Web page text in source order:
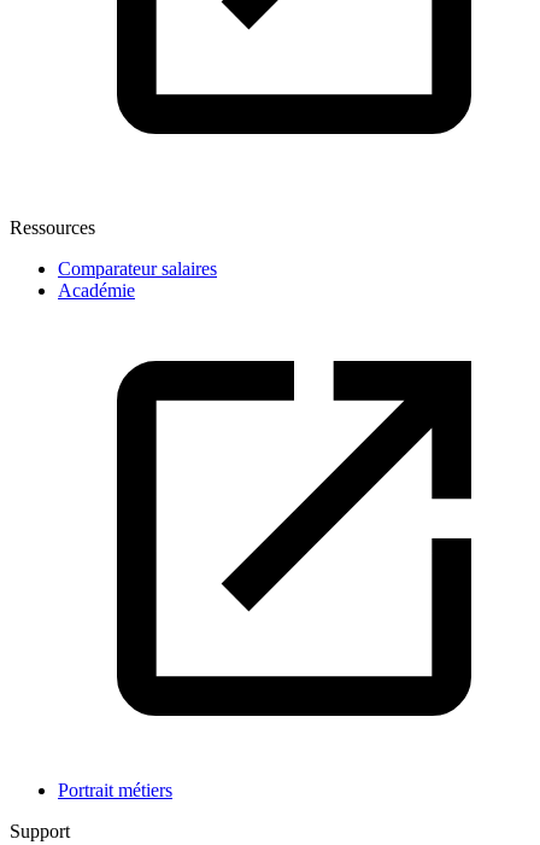
Ressources
Comparateur salaires
Académie
Portrait métiers
Support